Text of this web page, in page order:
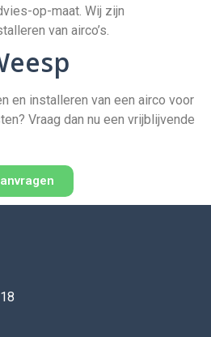
op-maat. Wij zijn
van airco’s.
en installeren van een airco voor
Vraag dan nu een vrijblijvende